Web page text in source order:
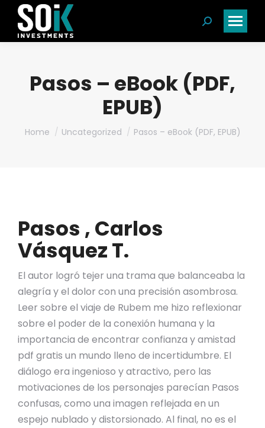
Search:
Pasos – eBook (PDF,
EPUB)
You are here:
Home Uncategorized Pasos – eBook (PDF, EPUB)
Pasos , Carlos
Vásquez T.
El autor logró tejer una trama que balanceaba la
alegría y el dolor con una precisión asombrosa.
Leer sobre el viaje de Rubem me hizo reflexionar
sobre el poder de la conexión humana y la
importancia de encontrar confianza y amistad
pdf gratis un mundo lleno de incertidumbre. El
diálogo era ingenioso y atractivo, pero las
motivaciones de los personajes parecían Pasos
confusas, como una imagen reflejada en un
espejo nublado y distorsionado. Al final, no es el